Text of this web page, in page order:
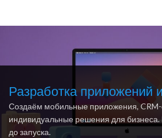
Разработка приложений
Создаём мобильные приложения,
индивидуальные решения для
до запуска.